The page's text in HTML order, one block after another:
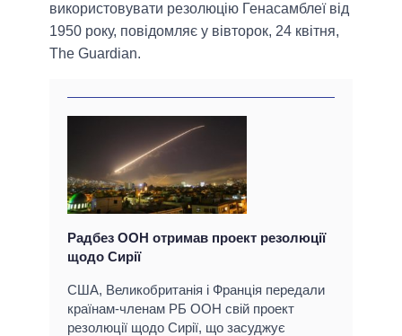
використовувати резолюцію Генасамблеї від
1950 року, повідомляє у вівторок, 24 квітня,
The Guardian.
Радбез ООН отримав проект резолюції
щодо Сирії
США, Великобританія і Франція передали
країнам-членам РБ ООН свій проект
резолюції щодо Сирії, що засуджує